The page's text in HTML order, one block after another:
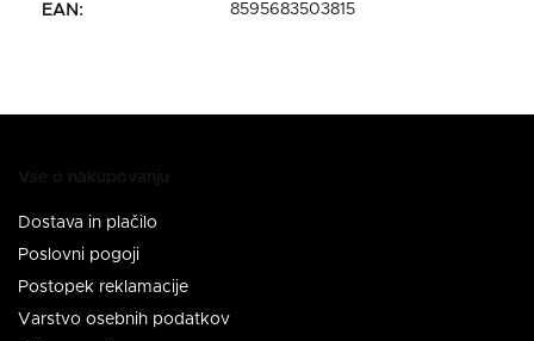
EAN : 8595683503815
Vse o nakupovanju
Dostava in plačilo
Poslovni pogoji
Postopek reklamacije
Varstvo osebnih podatkov